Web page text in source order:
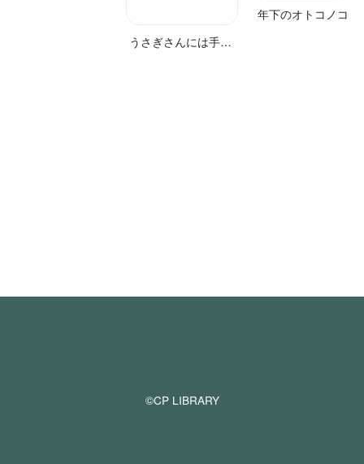
うさぎさんには手を
©CP LIBRARY